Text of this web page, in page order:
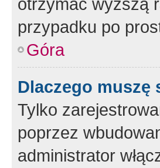
przypadku po
Góra
Dlaczego
Tylko
poprzez
administrator